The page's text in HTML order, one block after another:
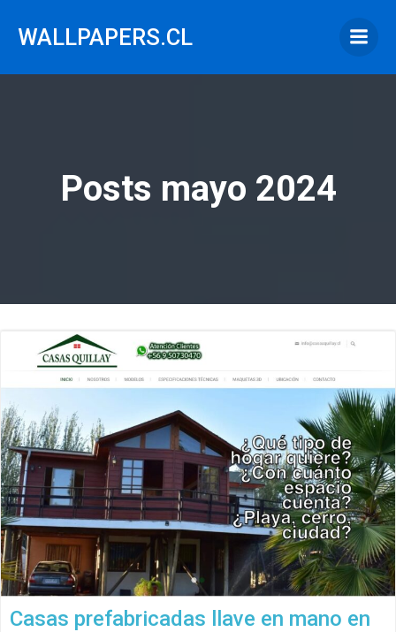
WALLPAPERS.CL
Posts mayo 2024
Casas prefabricadas llave en mano en